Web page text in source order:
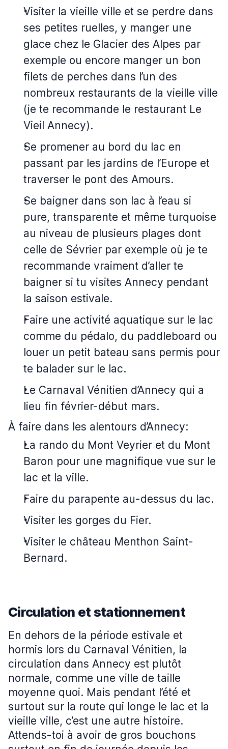
Visiter la vieille ville et se perdre dans
ses petites ruelles, y manger une
glace chez le Glacier des Alpes par
exemple ou encore manger un bon
filets de perches dans l’un des
nombreux restaurants de la vieille ville
(je te recommande le restaurant Le
Vieil Annecy).
Se promener au bord du lac en
passant par les jardins de l’Europe et
traverser le pont des Amours.
Se baigner dans son lac à l’eau si
pure, transparente et même turquoise
au niveau de plusieurs plages dont
celle de Sévrier par exemple où je te
recommande vraiment d’aller te
baigner si tu visites Annecy pendant
la saison estivale.
Faire une activité aquatique sur le lac
comme du pédalo, du paddleboard ou
louer un petit bateau sans permis pour
te balader sur le lac.
Le Carnaval Vénitien d’Annecy qui a
lieu fin février-début mars.
À faire dans les alentours d’Annecy:
La rando du Mont Veyrier et du Mont
Baron pour une magnifique vue sur le
lac et la ville.
Faire du parapente au-dessus du lac.
Visiter les gorges du Fier.
Visiter le château Menthon Saint-
Bernard.
Circulation et stationnement
En dehors de la période estivale et
hormis lors du Carnaval Vénitien, la
circulation dans Annecy est plutôt
normale, comme une ville de taille
moyenne quoi. Mais pendant l’été et
surtout sur la route qui longe le lac et la
vieille ville, c’est une autre histoire.
Attends-toi à avoir de gros bouchons